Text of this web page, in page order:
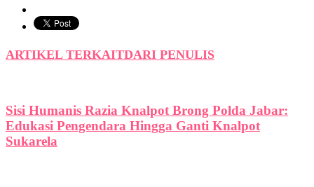
ARTIKEL TERKAITDARI PENULIS
Sisi Humanis Razia Knalpot Brong Polda Jabar:
Edukasi Pengendara Hingga Ganti Knalpot
Sukarela